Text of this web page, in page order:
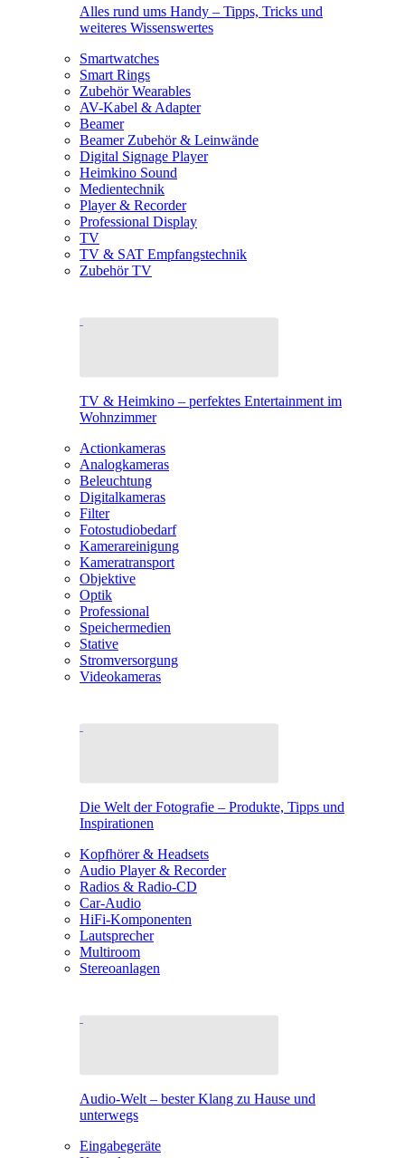
Alles rund ums Handy – Tipps, Tricks und
weiteres Wissenswertes
Smartwatches
Smart Rings
Zubehör Wearables
AV-Kabel & Adapter
Beamer
Beamer Zubehör & Leinwände
Digital Signage Player
Heimkino Sound
Medientechnik
Player & Recorder
Professional Display
TV
TV & SAT Empfangstechnik
Zubehör TV
TV & Heimkino – perfektes Entertainment im
Wohnzimmer
Actionkameras
Analogkameras
Beleuchtung
Digitalkameras
Filter
Fotostudiobedarf
Kamerareinigung
Kameratransport
Objektive
Optik
Professional
Speichermedien
Stative
Stromversorgung
Videokameras
Die Welt der Fotografie – Produkte, Tipps und
Inspirationen
Kopfhörer & Headsets
Audio Player & Recorder
Radios & Radio-CD
Car-Audio
HiFi-Komponenten
Lautsprecher
Multiroom
Stereoanlagen
Audio-Welt – bester Klang zu Hause und
unterwegs
Eingabegeräte